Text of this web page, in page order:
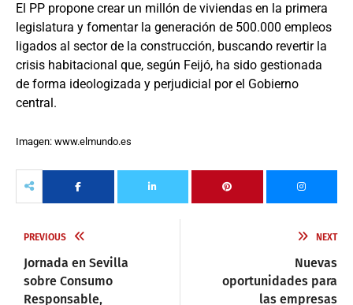
El PP propone crear un millón de viviendas en la primera
legislatura y fomentar la generación de 500.000 empleos
ligados al sector de la construcción, buscando revertir la
crisis habitacional que, según Feijó, ha sido gestionada
de forma ideologizada y perjudicial por el Gobierno
central.
Imagen: www.elmundo.es
PREVIOUS
Jornada en Sevilla
sobre Consumo
Responsable,
NEXT
Nuevas
oportunidades para
las empresas